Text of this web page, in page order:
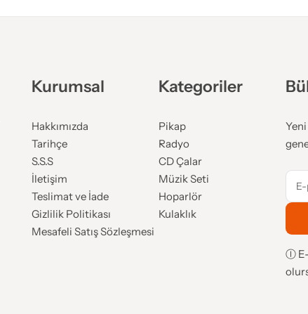
Kurumsal
Hakkımızda
Tarihçe
S.S.S
İletişim
Teslimat ve İade
Gizlilik Politikası
Mesafeli Satış Sözleşmesi
Kategoriler
Pikap
Radyo
CD Çalar
Müzik Seti
Hoparlör
Kulaklık
Ⓘ